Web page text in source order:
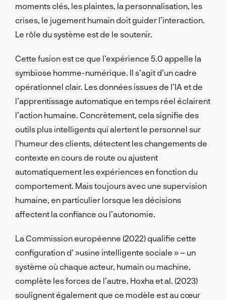
moments clés, les plaintes, la personnalisation, les
crises, le jugement humain doit guider l’interaction.
Le rôle du système est de le soutenir.
Cette fusion est ce que l’expérience 5.0 appelle la
symbiose homme-numérique. Il s’agit d’un cadre
opérationnel clair. Les données issues de l’IA et de
l’apprentissage automatique en temps réel éclairent
l’action humaine. Concrètement, cela signifie des
outils plus intelligents qui alertent le personnel sur
l’humeur des clients, détectent les changements de
contexte en cours de route ou ajustent
automatiquement les expériences en fonction du
comportement. Mais toujours avec une supervision
humaine, en particulier lorsque les décisions
affectent la confiance ou l’autonomie.
La Commission européenne (2022) qualifie cette
configuration d' »usine intelligente sociale » – un
système où chaque acteur, humain ou machine,
complète les forces de l’autre. Hoxha et al. (2023)
soulignent également que ce modèle est au cœur